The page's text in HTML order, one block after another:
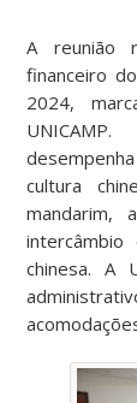
A reunião
financeiro
2024,
cultura
mandarim,
chinesa. A